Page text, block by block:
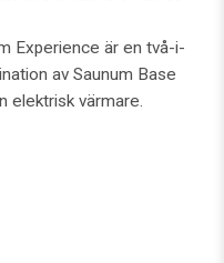
Experience är en två-i-
av Saunum Base
elektrisk värmare.